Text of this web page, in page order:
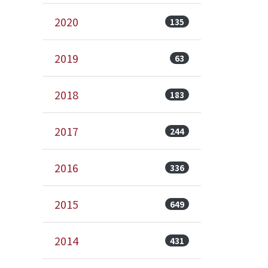
2020 135
2019 63
2018 183
2017 244
2016 336
2015 649
2014 431